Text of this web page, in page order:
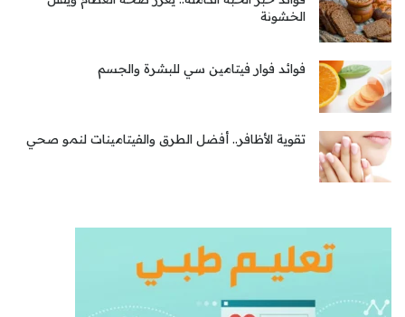
الخشونة
فوائد فوار فيتامين سي للبشرة والجسم
تقوية الأظافر.. أفضل الطرق والفيتامينات لنمو صحي